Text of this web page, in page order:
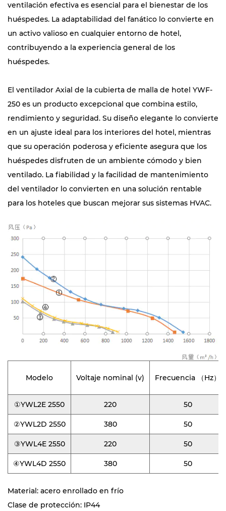
ventilación efectiva es esencial para el bienestar de los
huéspedes. La adaptabilidad del fanático lo convierte en
un activo valioso en cualquier entorno de hotel,
contribuyendo a la experiencia general de los
huéspedes.
El ventilador Axial de la cubierta de malla de hotel YWF-
250 es un producto excepcional que combina estilo,
rendimiento y seguridad. Su diseño elegante lo convierte
en un ajuste ideal para los interiores del hotel, mientras
que su operación poderosa y eficiente asegura que los
huéspedes disfruten de un ambiente cómodo y bien
ventilado. La fiabilidad y la facilidad de mantenimiento
del ventilador lo convierten en una solución rentable
para los hoteles que buscan mejorar sus sistemas HVAC.
Modelo Voltaje nominal (v) Frecuencia （Hz）
①YWL2E 2550 220 50
②YWL2D 2550 380 50
③YWL4E 2550 220 50
④YWL4D 2550 380 50
Material: acero enrollado en frío
Clase de protección: IP44